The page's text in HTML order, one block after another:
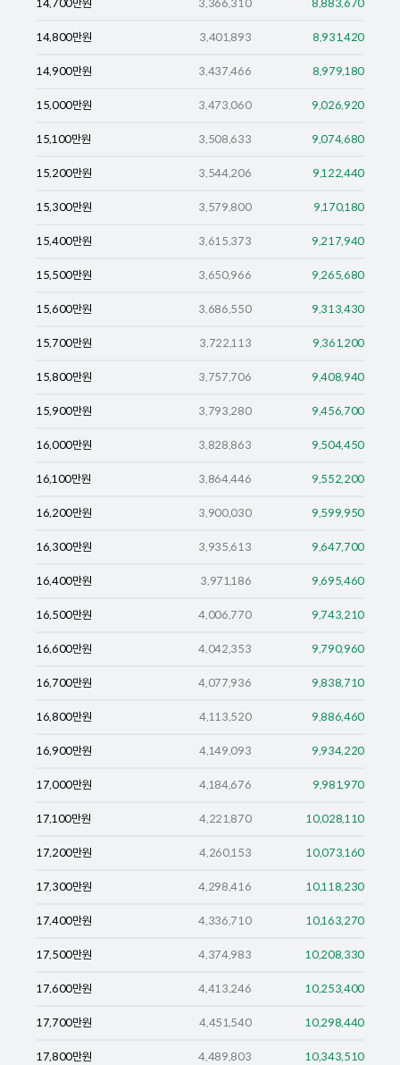
14,700만원 3,366,310 8,883,670
14,800만원 3,401,893 8,931,420
14,900만원 3,437,466 8,979,180
15,000만원 3,473,060 9,026,920
15,100만원 3,508,633 9,074,680
15,200만원 3,544,206 9,122,440
15,300만원 3,579,800 9,170,180
15,400만원 3,615,373 9,217,940
15,500만원 3,650,966 9,265,680
15,600만원 3,686,550 9,313,430
15,700만원 3,722,113 9,361,200
15,800만원 3,757,706 9,408,940
15,900만원 3,793,280 9,456,700
16,000만원 3,828,863 9,504,450
16,100만원 3,864,446 9,552,200
16,200만원 3,900,030 9,599,950
16,300만원 3,935,613 9,647,700
16,400만원 3,971,186 9,695,460
16,500만원 4,006,770 9,743,210
16,600만원 4,042,353 9,790,960
16,700만원 4,077,936 9,838,710
16,800만원 4,113,520 9,886,460
16,900만원 4,149,093 9,934,220
17,000만원 4,184,676 9,981,970
17,100만원 4,221,870 10,028,110
17,200만원 4,260,153 10,073,160
17,300만원 4,298,416 10,118,230
17,400만원 4,336,710 10,163,270
17,500만원 4,374,983 10,208,330
17,600만원 4,413,246 10,253,400
17,700만원 4,451,540 10,298,440
17,800만원 4,489,803 10,343,510